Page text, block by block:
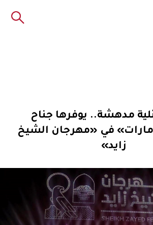
مدهشة.. يوفرها جناح
في «مهرجان الشيخ
زايد»